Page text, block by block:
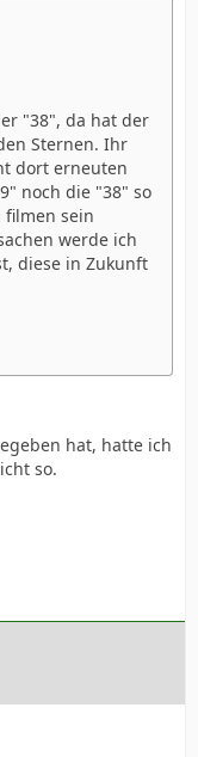
"38", da hat der
Sternen. Ihr
dort erneuten
noch die "38" so
filmen sein
werde ich
diese in Zukunft
hat, hatte ich
so.